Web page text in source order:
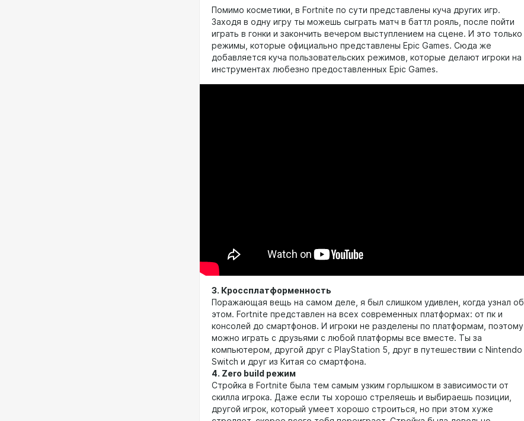
Помимо косметики, в Fortnite по сути представлены куча других игр.
Заходя в одну игру ты можешь сыграть матч в баттл рояль, после пойти
играть в гонки и закончить вечером выступлением на сцене. И это только
режимы, которые официально представлены Epic Games. Сюда же
добавляется куча пользовательских режимов, которые делают игроки на
инструментах любезно предоставленных Epic Games.
3. Кроссплатформенность
Поражающая вещь на самом деле, я был слишком удивлен, когда узнал об
этом. Fortnite представлен на всех современных платформах: от пк и
консолей до смартфонов. И игроки не разделены по платформам, поэтому
можно играть с друзьями с любой платформы все вместе. Ты за
компьютером, другой друг с PlayStation 5, друг в путешествии с Nintendo
Switch и друг из Китая со смартфона.
4. Zero build режим
Стройка в Fortnite была тем самым узким горлышком в зависимости от
скилла игрока. Даже если ты хорошо стреляешь и выбираешь позиции,
другой игрок, который умеет хорошо строиться, но при этом хуже